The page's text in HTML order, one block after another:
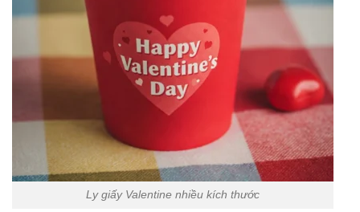
Ly giấy Valentine nhiều kích thước